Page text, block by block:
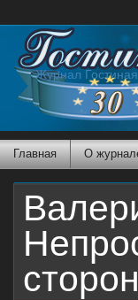
Журнал Гостиная
Главная О